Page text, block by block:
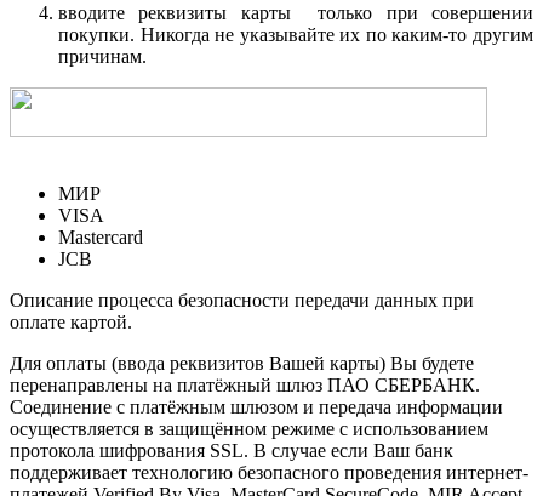
вводите реквизиты карты только при совершении
покупки. Никогда не указывайте их по каким-то другим
причинам.
МИР
VISA
Mastercard
JCB
Описание процесса безопасности передачи данных при
оплате картой.
Для оплаты (ввода реквизитов Вашей карты) Вы будете
перенаправлены на платёжный шлюз ПАО СБЕРБАНК.
Соединение с платёжным шлюзом и передача информации
осуществляется в защищённом режиме с использованием
протокола шифрования SSL. В случае если Ваш банк
поддерживает технологию безопасного проведения интернет-